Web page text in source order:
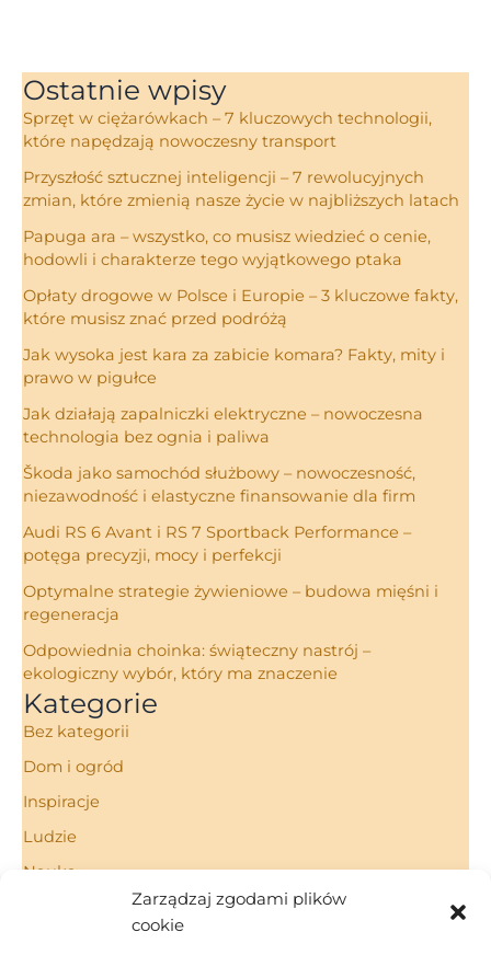
Zarządzaj zgodami plików
cookie
Ostatnie wpisy
Sprzęt w ciężarówkach – 7 kluczowych technologii,
które napędzają nowoczesny transport
Przyszłość sztucznej inteligencji – 7 rewolucyjnych
zmian, które zmienią nasze życie w najbliższych latach
Papuga ara – wszystko, co musisz wiedzieć o cenie,
hodowli i charakterze tego wyjątkowego ptaka
Opłaty drogowe w Polsce i Europie – 3 kluczowe fakty,
które musisz znać przed podróżą
Jak wysoka jest kara za zabicie komara? Fakty, mity i
prawo w pigułce
Jak działają zapalniczki elektryczne – nowoczesna
technologia bez ognia i paliwa
Škoda jako samochód służbowy – nowoczesność,
niezawodność i elastyczne finansowanie dla firm
Audi RS 6 Avant i RS 7 Sportback Performance –
potęga precyzji, mocy i perfekcji
Optymalne strategie żywieniowe – budowa mięśni i
regeneracja
Odpowiednia choinka: świąteczny nastrój –
ekologiczny wybór, który ma znaczenie
Kategorie
Bez kategorii
Dom i ogród
Inspiracje
Ludzie
Nauka